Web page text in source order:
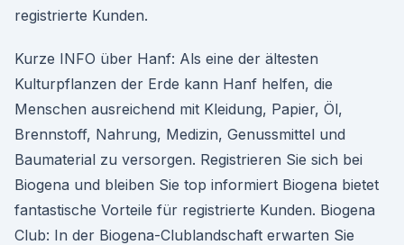
registrierte Kunden.
Kurze INFO über Hanf: Als eine der ältesten
Kulturpflanzen der Erde kann Hanf helfen, die
Menschen ausreichend mit Kleidung, Papier, Öl,
Brennstoff, Nahrung, Medizin, Genussmittel und
Baumaterial zu versorgen. Registrieren Sie sich bei
Biogena und bleiben Sie top informiert Biogena bietet
fantastische Vorteile für registrierte Kunden. Biogena
Club: In der Biogena-Clublandschaft erwarten Sie